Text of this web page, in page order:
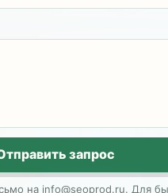
запрос
на info@seoprod.ru. Для